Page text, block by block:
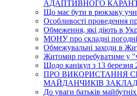
АДАПТИВНОГО
Що має бути в рюкзаку
Особливості проведення
Обмеження, які діють в
МОНУ про складні
Обмежувальні заходи в
Житомир перебуватиме у
Щодо канікул з 13 березня
ПРО ВИКОРИСТАННЯ
МАЙДАНЧИКІВ
До уваги батьків